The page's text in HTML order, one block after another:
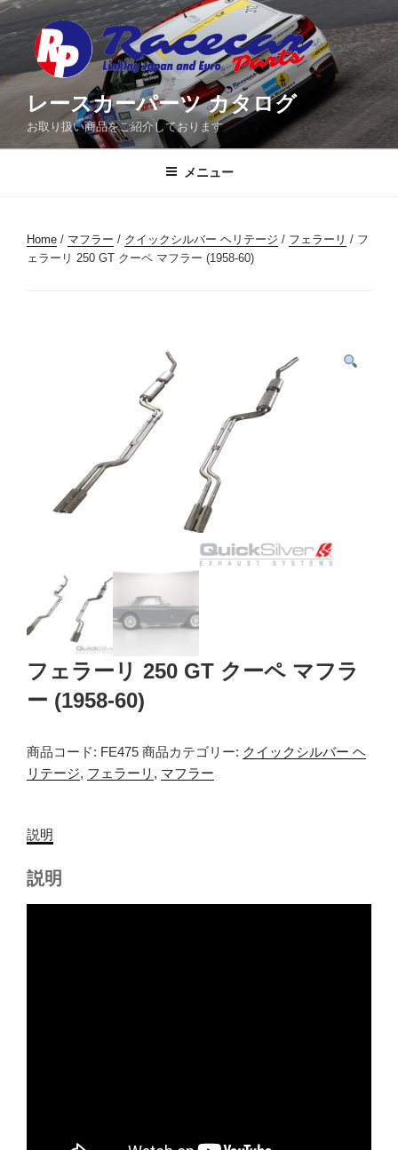
コ
ン
ン
レースカーパーツ カタログ
お取り扱い商品をご紹介しております
メニュー
Home / マフラー / クイックシルバー ヘリテージ / フェラーリ / フ
ェラーリ 250 GT クーペ マフラー (1958-60)
フェラーリ 250 GT クーペ マフラ
ー (1958-60)
商品コード: FE475 商品カテゴリー: クイックシルバー ヘ
リテージ, フェラーリ , マフラー
説明
説明